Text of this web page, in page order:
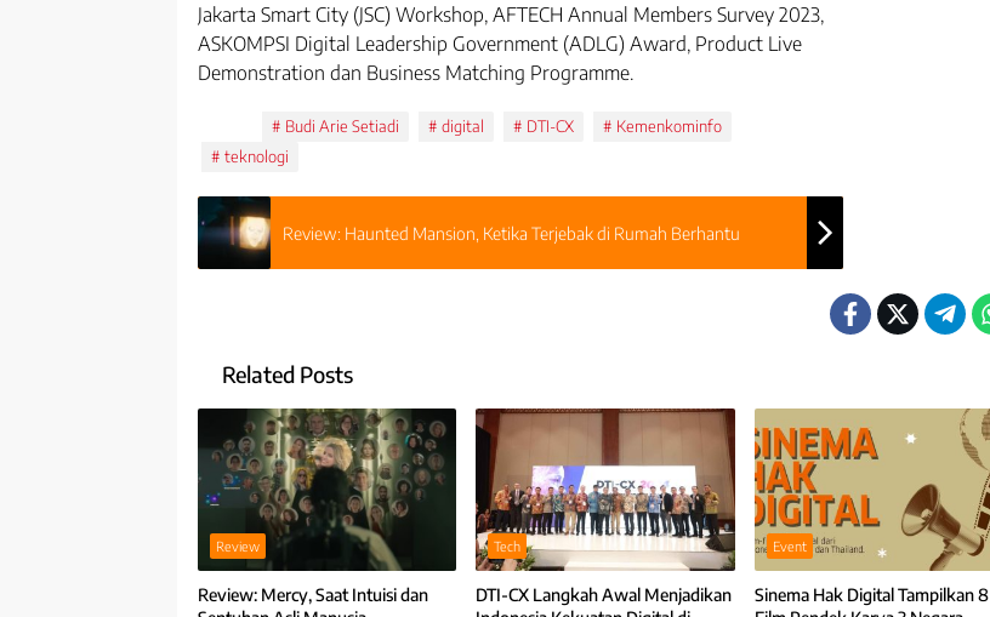
Jakarta Smart City (JSC) Workshop, AFTECH Annual Members Survey 2023,
ASKOMPSI Digital Leadership Government (ADLG) Award, Product Live
Demonstration dan Business Matching Programme.
Budi Arie Setiadi digital DTI-CX
Kemenkominfo
teknologi
Review: Haunted Mansion, Ketika Terjebak di Rumah Berhantu
Related Posts
Review
Review: Mercy, Saat Intuisi dan
Tech
DTI-CX Langkah Awal Menjadikan
Event
Sinema Hak Digital Tampilkan 8